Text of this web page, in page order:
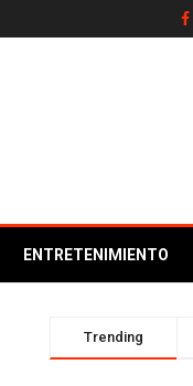
ENTRETENIMIENTO
Trending